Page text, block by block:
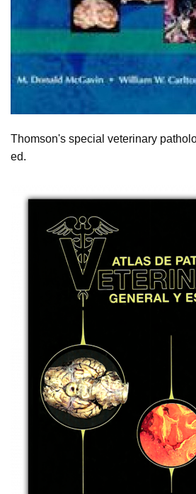
Thomson's special veterinary
ed.